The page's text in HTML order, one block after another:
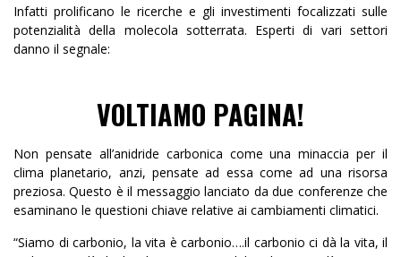
Infatti prolificano le ricerche e gli investimenti focalizzati sulle
potenzialità della molecola sotterrata. Esperti di vari settori
danno il segnale:
VOLTIAMO PAGINA!
Non pensate all’anidride carbonica come una minaccia per il
clima planetario, anzi, pensate ad essa come ad una risorsa
preziosa. Questo è il messaggio lanciato da due conferenze che
esaminano le questioni chiave relative ai cambiamenti climatici.
“Siamo di carbonio, la vita è carbonio….il carbonio ci dà la vita, il